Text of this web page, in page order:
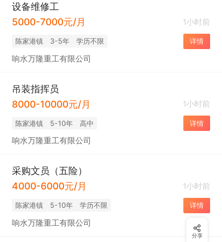
设备维修工
5000-7000元/月
1小时前
陈家港镇 3-5年 学历不限 详情
响水万隆重工有限公司
吊装指挥员
8000-10000元/月
1小时前
陈家港镇 5-10年 高中 详情
响水万隆重工有限公司
采购文员（五险）
4000-6000元/月
1小时前
陈家港镇 5-10年 学历不限 详情
响水万隆重工有限公司
分享